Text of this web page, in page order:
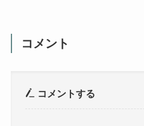
コメント
コメントする